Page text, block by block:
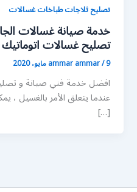
تصليح ثلاجات طباخات غسالات
تصليح غسالات اتوماتيك
ammar ammar/9 مايو، 2020
افضل خدمة فني صيانة و
عندما يتعلق الأمر بالغسيل ،
[…]